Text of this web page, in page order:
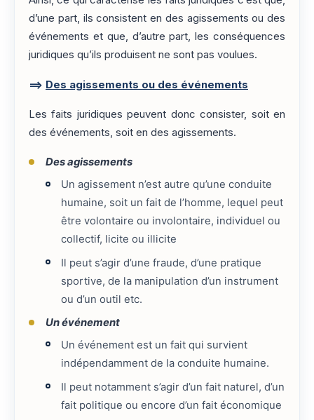
d’une part, ils consistent en des agissements ou des
événements et que, d’autre part, les conséquences
juridiques qu’ils produisent ne sont pas voulues.
==> Des agissements ou des événements
Les faits juridiques peuvent donc consister, soit en
des événements, soit en des agissements.
Des agissements
Un agissement n’est autre qu’une conduite
humaine, soit un fait de l’homme, lequel peut
être volontaire ou involontaire, individuel ou
collectif, licite ou illicite
Il peut s’agir d’une fraude, d’une pratique
sportive, de la manipulation d’un instrument
ou d’un outil etc.
Un événement
Un événement est un fait qui survient
indépendamment de la conduite humaine.
Il peut notamment s’agir d’un fait naturel, d’un
fait politique ou encore d’un fait économique